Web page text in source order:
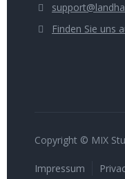
Finden Sie uns
Copyright © MIX
Impressum